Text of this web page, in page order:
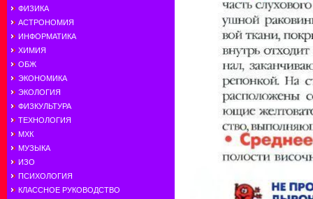
ФИЗИКА
АСТРОНОМИЯ
ИНФОРМАТИКА
ХИМИЯ
ОБЖ
ЭКОНОМИКА
ЭКОЛОГИЯ
ФИЗКУЛЬТУРА
ТЕХНОЛОГИЯ
МХК
МУЗЫКА
ИЗО
ПСИХОЛОГИЯ
КЛАССНОЕ РУКОВОДСТВО